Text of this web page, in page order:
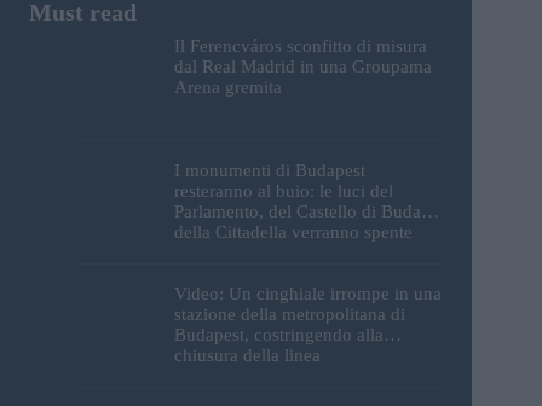
Il Ferencváros sconfitto di misura
dal Real Madrid in una Groupama
Arena gremita
I monumenti di Budapest
resteranno al buio: le luci del
Parlamento, del Castello di Buda e
della Cittadella verranno spente
Video: Un cinghiale irrompe in una
stazione della metropolitana di
Budapest, costringendo alla
chiusura della linea